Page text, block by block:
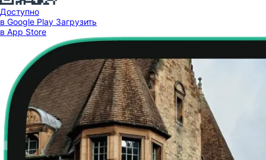
Доступно
в Google Play Загрузить
в App Store